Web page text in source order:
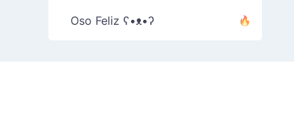
Oso Feliz ʕ•ᴥ•ʔ